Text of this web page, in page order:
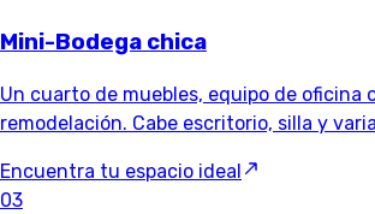
Mini-Bodega chica
Un cuarto de muebles, equipo de oficina
remodelación. Cabe escritorio, silla y
Encuentra tu espacio ideal
03